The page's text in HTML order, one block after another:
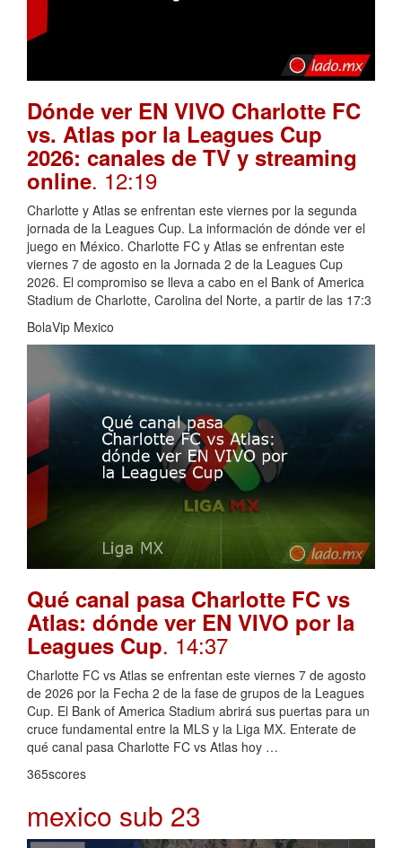
Dónde ver EN VIVO Charlotte FC
vs. Atlas por la Leagues Cup
2026: canales de TV y streaming
online. 12:19
Charlotte y Atlas se enfrentan este viernes por la segunda
jornada de la Leagues Cup. La información de dónde ver el
juego en México. Charlotte FC y Atlas se enfrentan este
viernes 7 de agosto en la Jornada 2 de la Leagues Cup
2026. El compromiso se lleva a cabo en el Bank of America
Stadium de Charlotte, Carolina del Norte, a partir de las 17:3
BolaVip Mexico
Qué canal pasa Charlotte FC vs
Atlas: dónde ver EN VIVO por la
Leagues Cup. 14:37
Charlotte FC vs Atlas se enfrentan este viernes 7 de agosto
de 2026 por la Fecha 2 de la fase de grupos de la Leagues
Cup. El Bank of America Stadium abrirá sus puertas para un
cruce fundamental entre la MLS y la Liga MX. Enterate de
qué canal pasa Charlotte FC vs Atlas hoy …
365scores
mexico sub 23